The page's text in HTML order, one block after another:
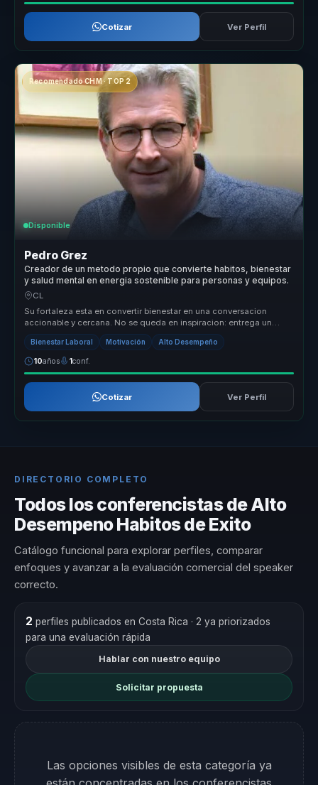
Cotizar Ver Perfil
Recomendado CHM · TOP 2
Disponible
Pedro Grez
Creador de un metodo propio que convierte habitos, bienestar
y salud mental en energia sostenible para personas y equipos.
CL
Su fortaleza esta en convertir bienestar en una conversacion
accionable y cercana. No se queda en inspiracion: entrega un
marco comprensi...
Bienestar Laboral Motivación Alto Desempeño
10años 1conf.
Cotizar Ver Perfil
DIRECTORIO COMPLETO
Todos los conferencistas de Alto
Desempeno Habitos de Exito
Catálogo funcional para explorar perfiles, comparar
enfoques y avanzar a la evaluación comercial del speaker
correcto.
2 perfiles publicados en Costa Rica · 2 ya priorizados
para una evaluación rápida
Hablar con nuestro equipo
Solicitar propuesta
Las opciones visibles de esta categoría ya